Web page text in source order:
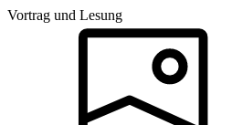
Vortrag und Lesung